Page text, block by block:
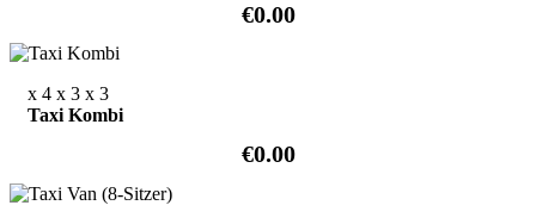
€0.00
x 4 x 3 x 3
Taxi Kombi
€0.00